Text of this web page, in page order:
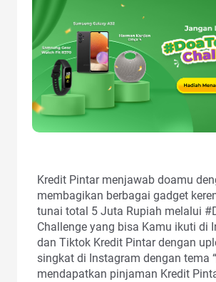
Kredit Pintar menjawab doamu
membagikan berbagai gadget
tunai total 5 Juta Rupiah melalui
Challenge yang bisa Kamu ikuti di
dan Tiktok Kredit Pintar dengan
singkat di Instagram dengan tema
mendapatkan pinjaman Kredit